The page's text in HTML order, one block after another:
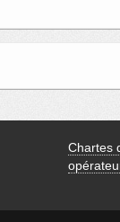
Chartes